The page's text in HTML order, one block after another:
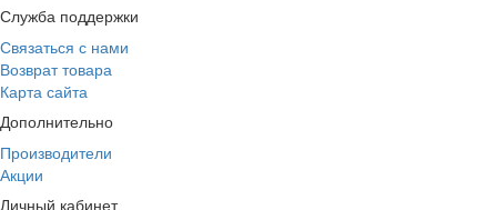
Служба поддержки
Связаться с нами
Возврат товара
Карта сайта
Дополнительно
Производители
Акции
Личный кабинет